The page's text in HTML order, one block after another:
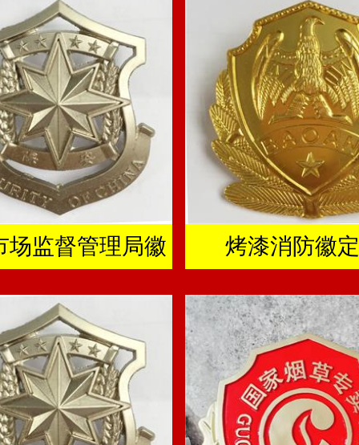
场监督管理局徽 烤漆消防徽